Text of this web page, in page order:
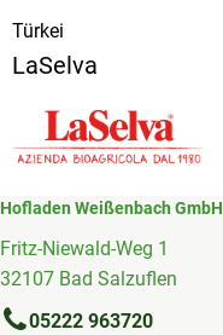
Türkei
LaSelva
Hofladen Weißenbach GmbH
Fritz-Niewald-Weg 1
32107 Bad Salzuflen
05222 963720